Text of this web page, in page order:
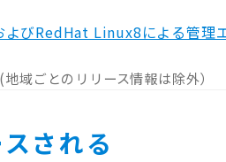
びRedHat Linux8による管理
域ごとのリリース情報は除外）
される